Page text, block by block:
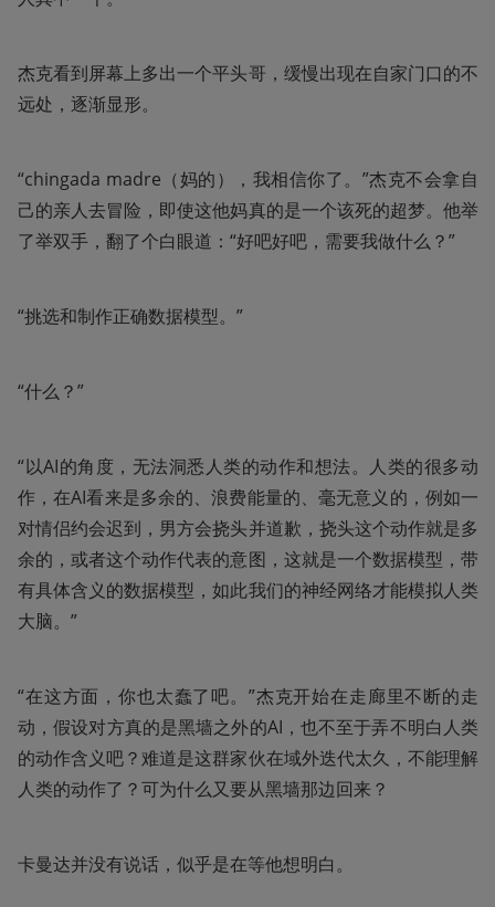
杰克看到屏幕上多出一个平头哥，缓慢出现在自家门口的不
远处，逐渐显形。
“chingada madre（妈的），我相信你了。”杰克不会拿自
己的亲人去冒险，即使这他妈真的是一个该死的超梦。他举
了举双手，翻了个白眼道：“好吧好吧，需要我做什么？”
“挑选和制作正确数据模型。”
“什么？”
“以AI的角度，无法洞悉人类的动作和想法。人类的很多动
作，在AI看来是多余的、浪费能量的、毫无意义的，例如一
对情侣约会迟到，男方会挠头并道歉，挠头这个动作就是多
余的，或者这个动作代表的意图，这就是一个数据模型，带
有具体含义的数据模型，如此我们的神经网络才能模拟人类
大脑。”
“在这方面，你也太蠢了吧。”杰克开始在走廊里不断的走
动，假设对方真的是黑墙之外的AI，也不至于弄不明白人类
的动作含义吧？难道是这群家伙在域外迭代太久，不能理解
人类的动作了？可为什么又要从黑墙那边回来？
卡曼达并没有说话，似乎是在等他想明白。